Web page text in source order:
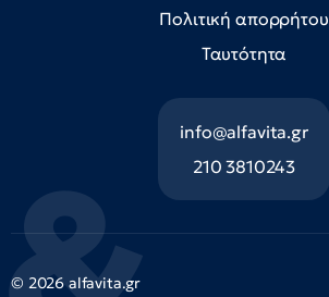
Πολιτική απορρήτου
Ταυτότητα
info@alfavita.gr
210 3810243
© 2026 alfavita.gr